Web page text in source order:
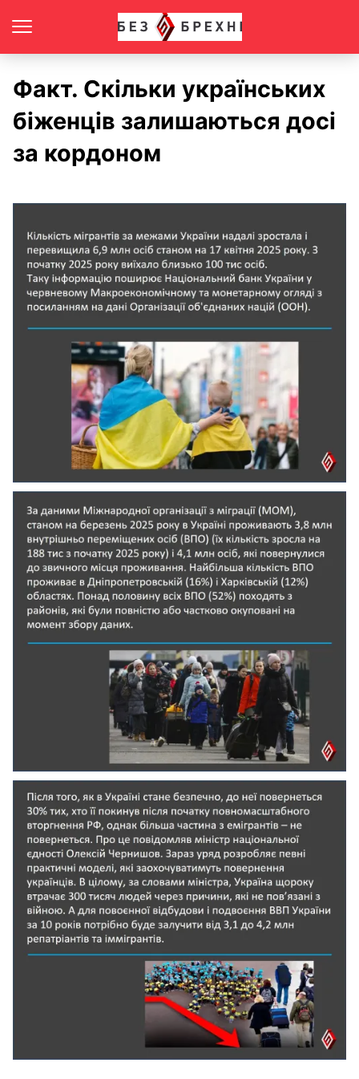
Факт. Скільки українських
біженців залишаються досі
за кордоном